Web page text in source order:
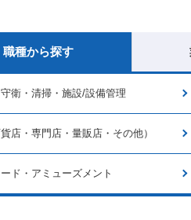
職種から探す
衛・清掃・施設/設備管理
店・専門店・量販店・その他）
ド・アミューズメント